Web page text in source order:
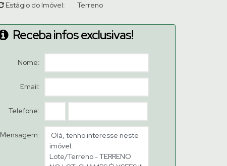
Estágio do Imóvel: Terreno
Receba infos exclusivas!
Nome:
Email:
Telefone:
Mensagem: